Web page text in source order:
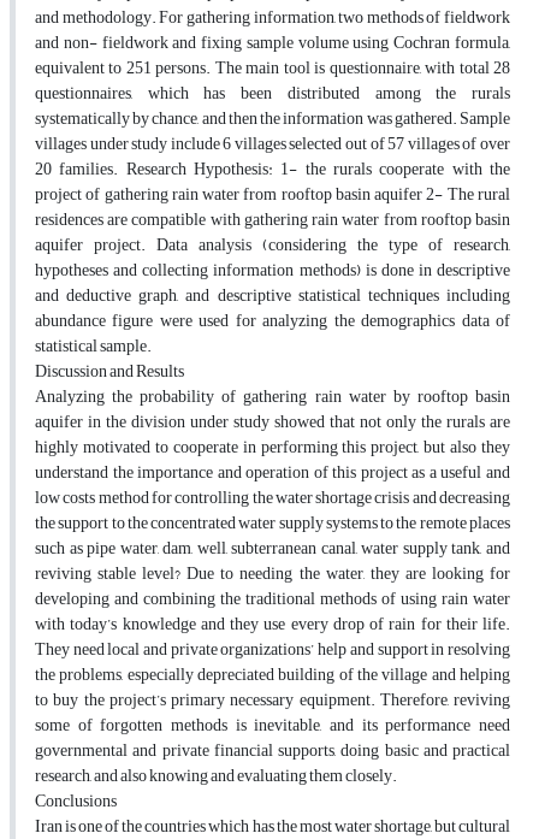
and methodology. For gathering information, two methods of fieldwork
and non- fieldwork and fixing sample volume using Cochran formula,
equivalent to 251 persons. The main tool is questionnaire, with total 28
questionnaires, which has been distributed among the rurals
systematically by chance, and then the information was gathered. Sample
villages under study include 6 villages selected out of 57 villages of over
20 families. Research Hypothesis: 1- the rurals cooperate with the
project of gathering rain water from rooftop basin aquifer 2- The rural
residences are compatible with gathering rain water from rooftop basin
aquifer project. Data analysis (considering the type of research,
hypotheses and collecting information methods) is done in descriptive
and deductive graph, and descriptive statistical techniques including
abundance figure were used for analyzing the demographics data of
statistical sample.
Discussion and Results
Analyzing the probability of gathering rain water by rooftop basin
aquifer in the division under study showed that not only the rurals are
highly motivated to cooperate in performing this project, but also they
understand the importance and operation of this project as a useful and
low costs method for controlling the water shortage crisis and decreasing
the support to the concentrated water supply systems to the remote places
such as pipe water, dam, well, subterranean canal, water supply tank, and
reviving stable level? Due to needing the water, they are looking for
developing and combining the traditional methods of using rain water
with today’s knowledge and they use every drop of rain for their life.
They need local and private organizations’ help and support in resolving
the problems, especially depreciated building of the village and helping
to buy the project’s primary necessary equipment. Therefore, reviving
some of forgotten methods is inevitable, and its performance need
governmental and private financial supports, doing basic and practical
research, and also knowing and evaluating them closely.
Conclusions
Iran is one of the countries which has the most water shortage, but cultural